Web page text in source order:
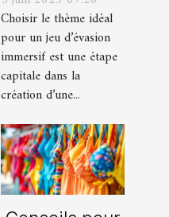
pour votre
prochain jeu
d'évasion
immersif
Choisir le thème idéal
pour un jeu d’évasion
immersif est une étape
capitale dans la
création d’une...